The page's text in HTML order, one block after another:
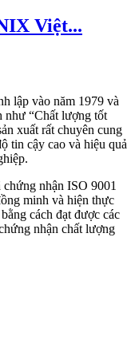
Việt...
lập vào năm 1979 và
như “Chất lượng tốt
xuất rất chuyên cung
tin cậy cao và hiệu quả
chứng nhận ISO 9001
minh và hiện thực
cách đạt được các
nhận chất lượng